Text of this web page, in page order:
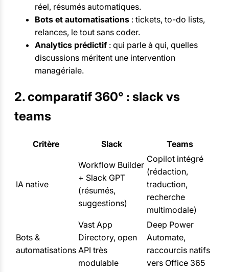
réel, résumés automatiques.
Bots et automatisations : tickets, to-do lists,
relances, le tout sans coder.
Analytics prédictif : qui parle à qui, quelles
discussions méritent une intervention
managériale.
2. comparatif 360° : slack vs
teams
Critère Slack Teams
IA native
Workflow Builder
+ Slack GPT
(résumés,
suggestions)
Copilot intégré
(rédaction,
traduction,
recherche
multimodale)
Bots &
automatisations
Vast App
Directory, open
API très
modulable
Deep Power
Automate,
raccourcis natifs
vers Office 365